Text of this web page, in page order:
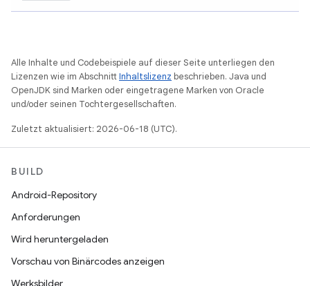
Alle Inhalte und Codebeispiele auf dieser Seite unterliegen den
Lizenzen wie im AbschnittInhaltslizenz beschrieben. Java und
OpenJDK sind Marken oder eingetragene Marken von Oracle
und/oder seinen Tochtergesellschaften.
Zuletzt aktualisiert: 2026-06-18 (UTC).
BUILD
Android-Repository
Anforderungen
Wird heruntergeladen
Vorschau von Binärcodes anzeigen
Werksbilder